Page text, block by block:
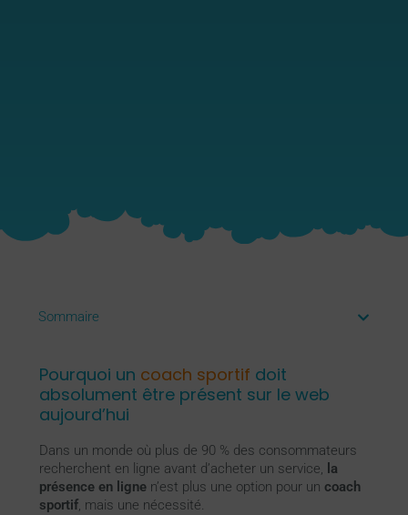
Sommaire
Pourquoi un coach sportif doit
absolument être présent sur le web
aujourd’hui
Dans un monde où plus de 90 % des consommateurs
recherchent en ligne avant d’acheter un service, la
présence en lignen’est plus une option pour un coach
sportif, mais une nécessité.